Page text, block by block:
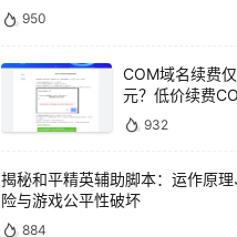
950
COM域名续费
元？低价续费
程 932
揭秘和平精英辅助脚本：运作原理
险与游戏公平性破坏
884